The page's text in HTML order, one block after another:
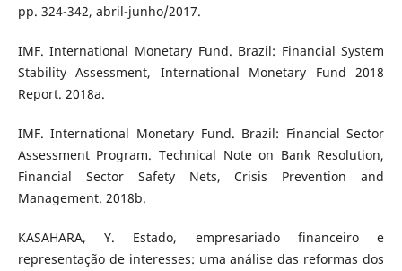
pp. 324-342, abril-junho/2017.
IMF. International Monetary Fund. Brazil: Financial System
Stability Assessment, International Monetary Fund 2018
Report. 2018a.
IMF. International Monetary Fund. Brazil: Financial Sector
Assessment Program. Technical Note on Bank Resolution,
Financial Sector Safety Nets, Crisis Prevention and
Management. 2018b.
KASAHARA, Y. Estado, empresariado financeiro e
representação de interesses: uma análise das reformas dos